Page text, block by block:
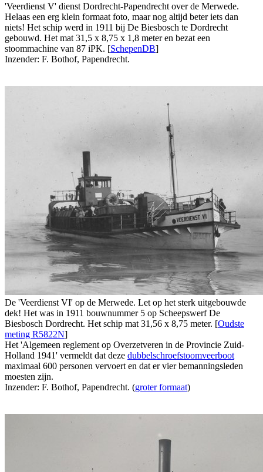
'Veerdienst V' dienst Dordrecht-Papendrecht over de Merwede.
Helaas een erg klein formaat foto, maar nog altijd beter iets dan
niets! Het schip werd in 1911 bij De Biesbosch te Dordrecht
gebouwd. Het mat 31,5 x 8,75 x 1,8 meter en bezat een
stoommachine van 87 iPK. [SchepenDB]
Inzender: F. Bothof, Papendrecht.
De 'Veerdienst VI' op de Merwede. Let op het sterk uitgebouwde
dek! Het was in 1911 bouwnummer 5 op Scheepswerf De
Biesbosch Dordrecht. Het schip mat 31,56 x 8,75 meter. [Oudste
meting R5822N]
Het 'Algemeen reglement op Overzetveren in de Provincie Zuid-
Holland 1941' vermeldt dat deze dubbelschroefstoomveerboot
maximaal 600 personen vervoert en dat er vier bemanningsleden
moesten zijn.
Inzender: F. Bothof, Papendrecht. (groter formaat)